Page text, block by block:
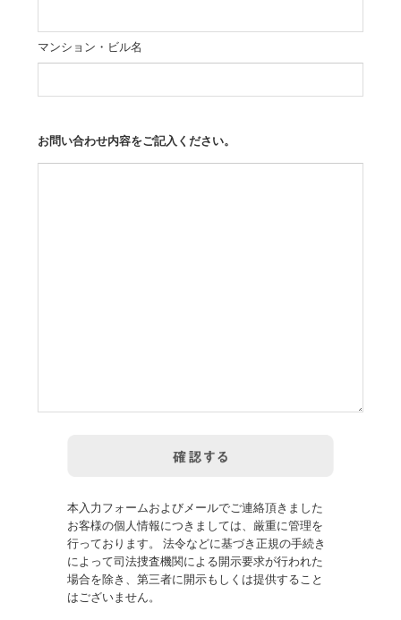
マンション・ビル名
お問い合わせ内容をご記入ください。
本入力フォームおよびメールでご連絡頂きました
お客様の個人情報につきましては、厳重に管理を
行っております。 法令などに基づき正規の手続き
によって司法捜査機関による開示要求が行われた
場合を除き、第三者に開示もしくは提供すること
はございません。